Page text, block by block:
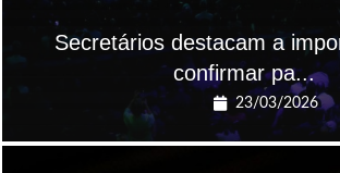
Secretários destacam a
confirmar pa...
23/03/2026